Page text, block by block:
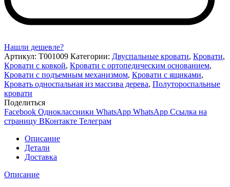
Нашли дешевле?
Артикул: Т001009 Категории: Двуспальные кровати, Кровати,
Кровати с ковкой, Кровати с ортопедическим основанием,
Кровати с подъемным механизмом, Кровати с ящиками,
Кровать односпальная из массива дерева, Полутороспальные
кровати
Поделиться
Facebook Одноклассники WhatsApp WhatsApp Ссылка на
страницу ВКонтакте Телеграм
Описание
Детали
Доставка
Описание